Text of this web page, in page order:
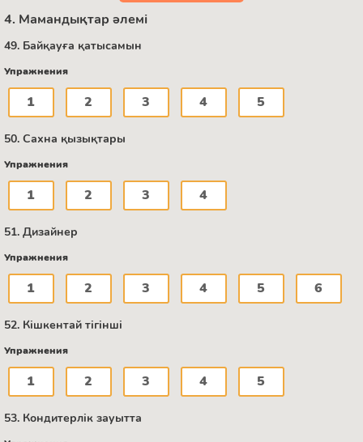
4. Мамандықтар әлемі
49. Байқауға қатысамын
Упражнения
1 2 3 4 5
50. Сахна қызықтары
Упражнения
1 2 3 4
51. Дизайнер
Упражнения
1 2 3 4 5 6
52. Кішкентай тігінші
Упражнения
1 2 3 4 5
53. Кондитерлік зауытта